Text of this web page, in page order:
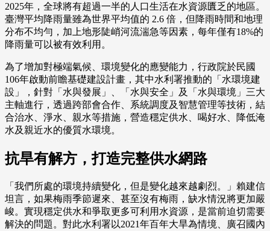
2025年，全球將有超過一半的人口生活在水資源匱乏的地區。
臺灣平均降雨量雖為世界平均值的 2.6 倍，但降雨時間和地理
分布不均勻，加上地形陡峭河流湍急等因素，每年僅有18%的
降雨量可以被有效利用。
為了增加對極端氣候、環境變化的應變能力，行政院於民國
106年啟動前瞻基礎建設計畫，其中水利署推動的「水環境建
設」，針對「水與發展」、「水與安全」及「水與環境」三大
主軸進行，透過跨部會合作、系統調度及智慧管理等技術，結
合治水、淨水、親水等措施，營造穩定供水、喝好水、降低淹
水及親近水的優質水環境。
抗旱有解方，打造完整供水網路
「我們所處的環境持續變化，但是變化越來越劇烈。」賴建信
坦言，如果梅雨季節遲來、甚至沒有梅雨，缺水情況將更加嚴
峻。實現穩定供水和爭取更多可利用水資源，是當前迫切需要
解決的問題。對此水利署以2021年百年大旱為情境、廣召國內